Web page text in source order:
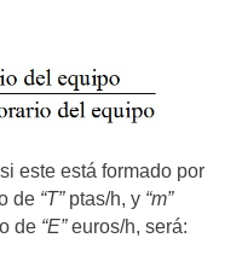
este está formado por
de “T”ptas/h, y “m”
de “E”euros/h, será: